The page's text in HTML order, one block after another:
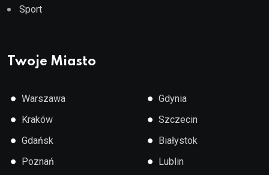
Sport
Twoje Miasto
● Warszawa
● Kraków
● Gdańsk
● Poznań
● Gdynia
● Szczecin
● Białystok
● Lublin